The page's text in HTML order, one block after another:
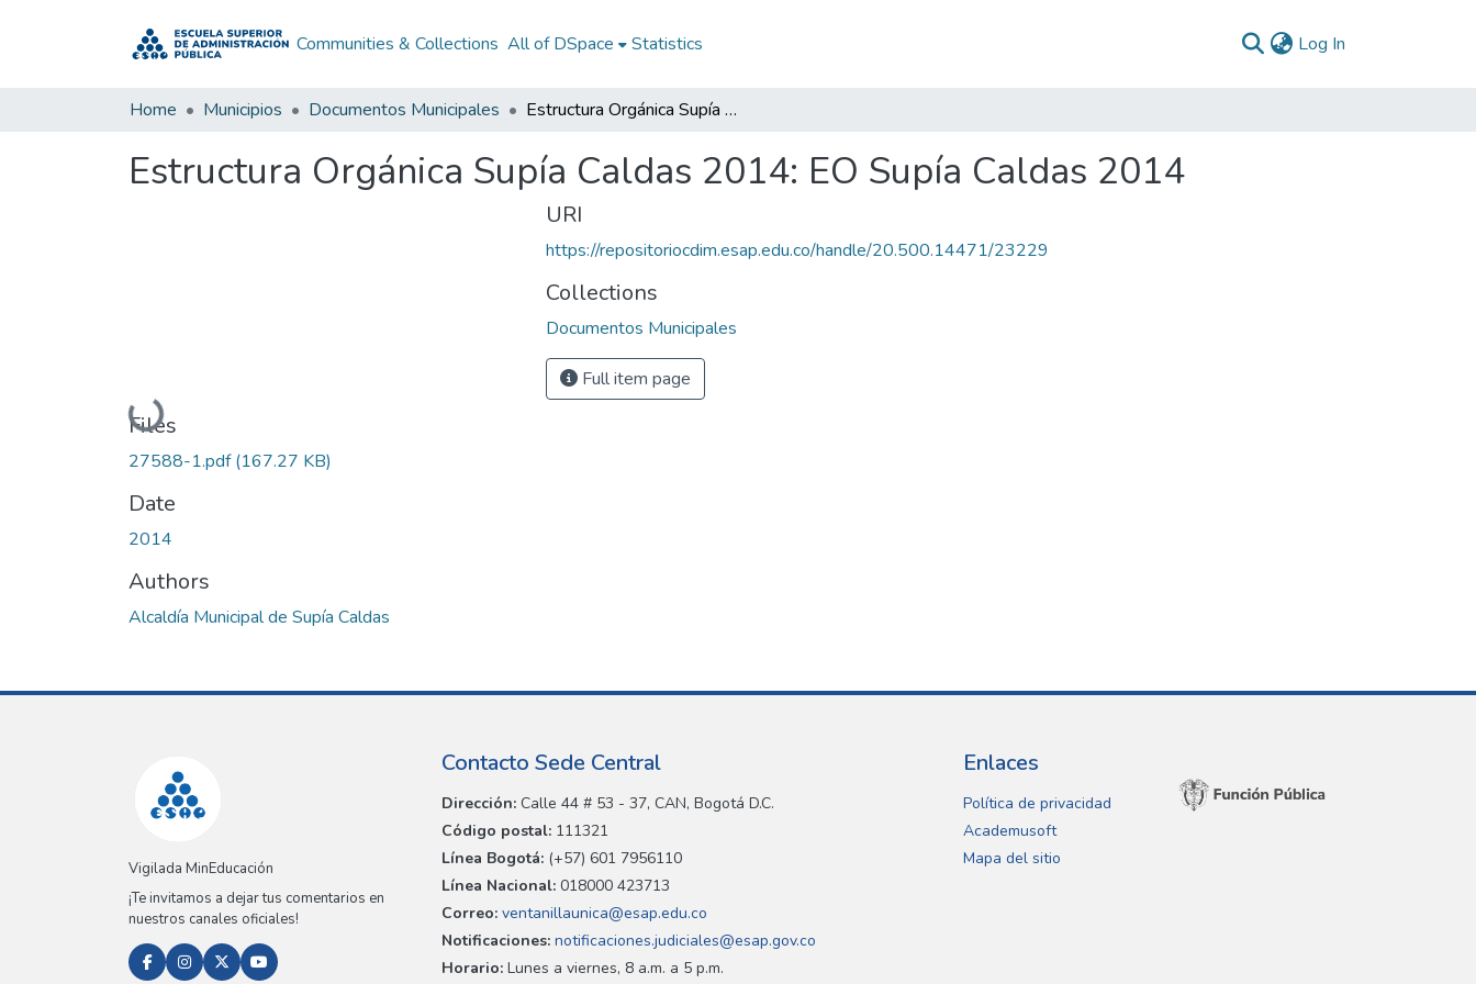
Communities & Collections All of DSpace Statistics Log In
Home Municipios Documentos Municipales Estructura Orgánica Supía Caldas 2014: EO Supía Caldas 2014
Estructura Orgánica Supía Caldas 2014: EO Supía Caldas 2014
Loading...
Files
27588-1.pdf(167.27 KB)
Date
2014
Authors
Alcaldía Municipal de Supía Caldas
URI
https://repositoriocdim.esap.edu.co/handle/20.500.14471/23229
Collections
Documentos Municipales
Full item page
Vigilada MinEducación
¡Te invitamos a dejar tus comentarios en
nuestros canales oficiales!
Contacto Sede Central
Dirección: Calle 44 # 53 - 37, CAN, Bogotá D.C.
Código postal: 111321
Línea Bogotá: (+57) 601 7956110
Línea Nacional: 018000 423713
Correo: ventanillaunica@esap.edu.co
Notificaciones: notificaciones.judiciales@esap.gov.co
Horario: Lunes a viernes, 8 a.m. a 5 p.m.
Enlaces
Política de privacidad
Academusoft
Mapa del sitio